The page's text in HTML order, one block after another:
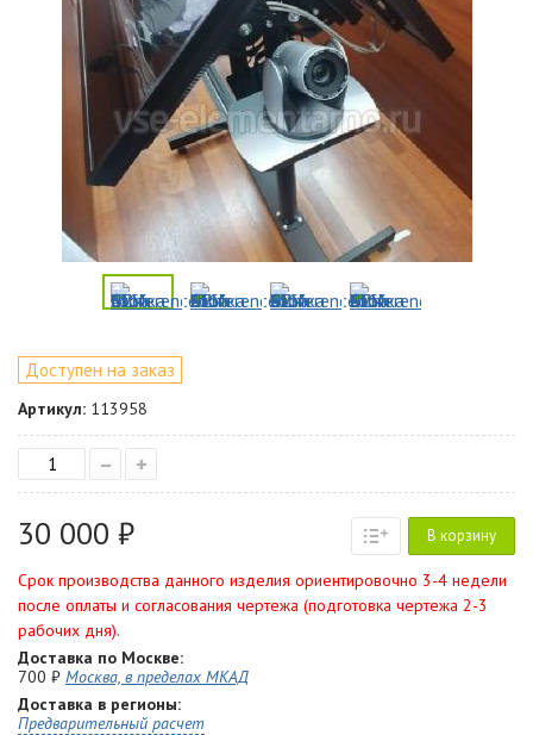
Доступен на заказ
Артикул: 113958
– +
30 000 ₽ В корзину
Срок производства данного изделия ориентировочно 3-4 недели
после оплаты и согласования чертежа (подготовка чертежа 2-3
рабочих дня).
Доставка по Москве:
700 ₽ Москва, в пределах МКАД
Доставка в регионы:
Предварительный расчет